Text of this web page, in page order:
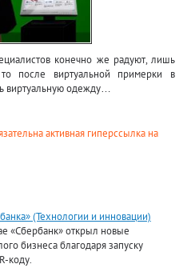
конечно же радуют, лишь
после виртуальной примерки в
виртуальную одежду…
активная гиперссылка на
(Технологии и инновации)
«Сбербанк» открыл новые
бизнеса благодаря запуску
коду.